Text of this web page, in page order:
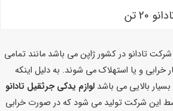
20 تن
تادانو در کشور ژاپن می باشد مانند تمامی
و یا استهلاک می شوند. به دلیل اینکه
بالایی می باشدلوازم یدکی جرثقیل تادانو
این شرکت تولید می شود که در صورت خرابی